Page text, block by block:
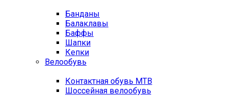
Банданы
Балаклавы
Баффы
Шапки
Кепки
Велообувь
Контактная обувь MTB
Шоссейная велообувь